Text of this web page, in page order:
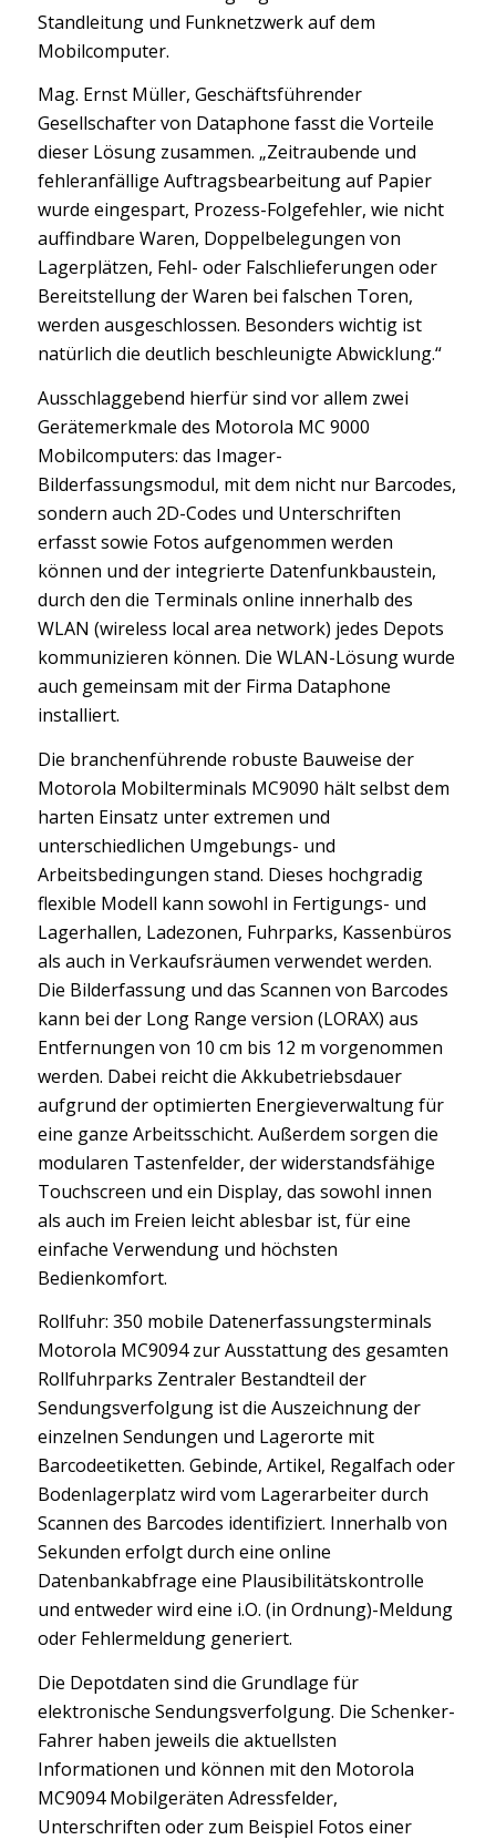
Standleitung und Funknetzwerk auf dem
Mobilcomputer.
Mag. Ernst Müller, Geschäftsführender
Gesellschafter von Dataphone fasst die Vorteile
dieser Lösung zusammen. „Zeitraubende und
fehleranfällige Auftragsbearbeitung auf Papier
wurde eingespart, Prozess-Folgefehler, wie nicht
auffindbare Waren, Doppelbelegungen von
Lagerplätzen, Fehl- oder Falschlieferungen oder
Bereitstellung der Waren bei falschen Toren,
werden ausgeschlossen. Besonders wichtig ist
natürlich die deutlich beschleunigte Abwicklung.“
Ausschlaggebend hierfür sind vor allem zwei
Gerätemerkmale des Motorola MC 9000
Mobilcomputers: das Imager-
Bilderfassungsmodul, mit dem nicht nur Barcodes,
sondern auch 2D-Codes und Unterschriften
erfasst sowie Fotos aufgenommen werden
können und der integrierte Datenfunkbaustein,
durch den die Terminals online innerhalb des
WLAN (wireless local area network) jedes Depots
kommunizieren können. Die WLAN-Lösung wurde
auch gemeinsam mit der Firma Dataphone
installiert.
Die branchenführende robuste Bauweise der
Motorola Mobilterminals MC9090 hält selbst dem
harten Einsatz unter extremen und
unterschiedlichen Umgebungs- und
Arbeitsbedingungen stand. Dieses hochgradig
flexible Modell kann sowohl in Fertigungs- und
Lagerhallen, Ladezonen, Fuhrparks, Kassenbüros
als auch in Verkaufsräumen verwendet werden.
Die Bilderfassung und das Scannen von Barcodes
kann bei der Long Range version (LORAX) aus
Entfernungen von 10 cm bis 12 m vorgenommen
werden. Dabei reicht die Akkubetriebsdauer
aufgrund der optimierten Energieverwaltung für
eine ganze Arbeitsschicht. Außerdem sorgen die
modularen Tastenfelder, der widerstandsfähige
Touchscreen und ein Display, das sowohl innen
als auch im Freien leicht ablesbar ist, für eine
einfache Verwendung und höchsten
Bedienkomfort.
Rollfuhr: 350 mobile Datenerfassungsterminals
Motorola MC9094 zur Ausstattung des gesamten
Rollfuhrparks Zentraler Bestandteil der
Sendungsverfolgung ist die Auszeichnung der
einzelnen Sendungen und Lagerorte mit
Barcodeetiketten. Gebinde, Artikel, Regalfach oder
Bodenlagerplatz wird vom Lagerarbeiter durch
Scannen des Barcodes identifiziert. Innerhalb von
Sekunden erfolgt durch eine online
Datenbankabfrage eine Plausibilitätskontrolle
und entweder wird eine i.O. (in Ordnung)-Meldung
oder Fehlermeldung generiert.
Die Depotdaten sind die Grundlage für
elektronische Sendungsverfolgung. Die Schenker-
Fahrer haben jeweils die aktuellsten
Informationen und können mit den Motorola
MC9094 Mobilgeräten Adressfelder,
Unterschriften oder zum Beispiel Fotos einer